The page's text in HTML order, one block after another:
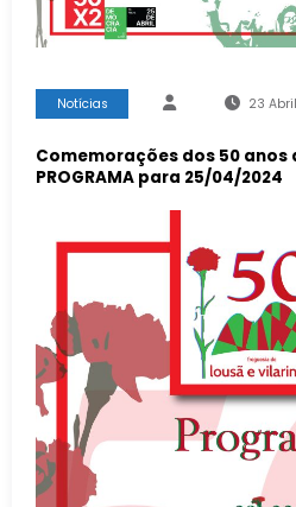
Notícias 23
Comemorações dos 50 anos
PROGRAMA para 25/04/2024